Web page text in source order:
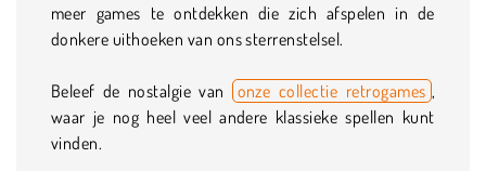
meer games te ontdekken die zich afspelen in de
donkere uithoeken van ons sterrenstelsel.
Beleef de nostalgie van onze collectie retrogames ,
waar je nog heel veel andere klassieke spellen kunt
vinden.